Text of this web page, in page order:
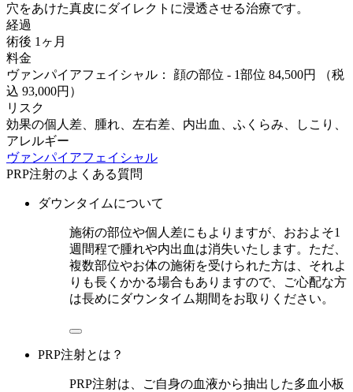
穴をあけた真皮にダイレクトに浸透させる治療です。
経過
術後 1ヶ月
料金
ヴァンパイアフェイシャル： 顔の部位 - 1部位 84,500円
（税
込 93,000円）
リスク
効果の個人差、腫れ、左右差、内出血、ふくらみ、しこり、
アレルギー
ヴァンパイアフェイシャル
PRP注射のよくある質問
ダウンタイムについて
施術の部位や個人差にもよりますが、おおよそ1
週間程で腫れや内出血は消失いたします。ただ、
複数部位やお体の施術を受けられた方は、それよ
りも長くかかる場合もありますので、ご心配な方
は長めにダウンタイム期間をお取りください。
PRP注射とは？
PRP注射は、ご自身の血液から抽出した多血小板